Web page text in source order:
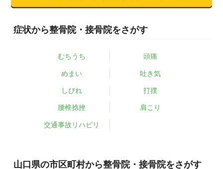
症状から整骨院・接骨院をさがす
むちうち 頭痛
めまい 吐き気
しびれ 打撲
腰椎捻挫 肩こり
交通事故リハビリ
山口県の市区町村から整骨院・接骨院をさがす